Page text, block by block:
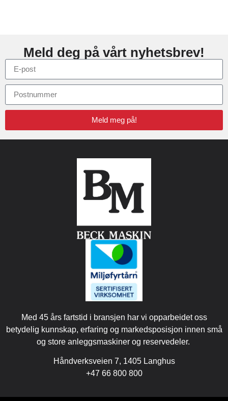
Meld deg på vårt nyhetsbrev!
Meld meg på!
Med 45 års fartstid i bransjen har vi opparbeidet oss
betydelig kunnskap, erfaring og markedsposisjon innen små
og store anleggsmaskiner og reservedeler.
Håndverksveien 7, 1405 Langhus
+47 66 800 800